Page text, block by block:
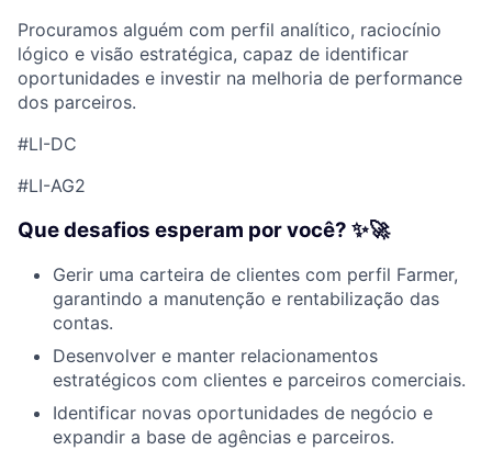
Procuramos alguém com perfil analítico, raciocínio
lógico e visão estratégica, capaz de identificar
oportunidades e investir na melhoria de performance
dos parceiros.
#LI-DC
#LI-AG2
Que desafios esperam por você? ✨🚀
Gerir uma carteira de clientes com perfil Farmer,
garantindo a manutenção e rentabilização das
contas.
Desenvolver e manter relacionamentos
estratégicos com clientes e parceiros comerciais.
Identificar novas oportunidades de negócio e
expandir a base de agências e parceiros.